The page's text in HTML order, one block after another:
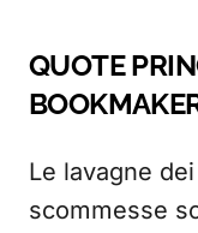
QUOTE
Le lavagne
scommesse